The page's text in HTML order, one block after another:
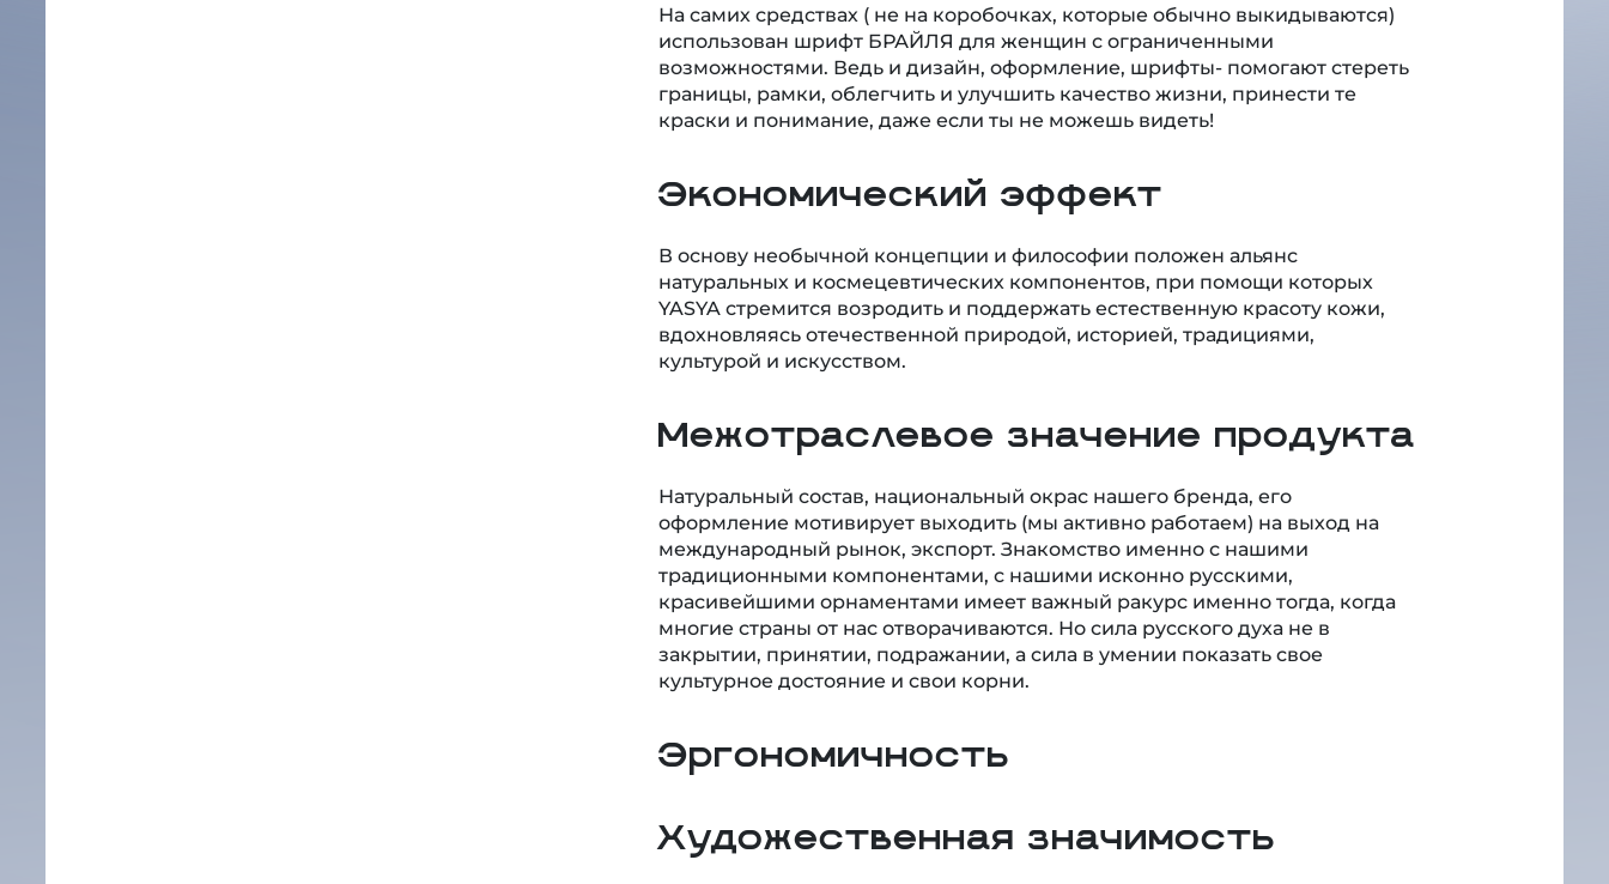
На самих средствах ( не на коробочках, которые обычно выкидываются)
использован шрифт БРАЙЛЯ для женщин с ограниченными
возможностями. Ведь и дизайн, оформление, шрифты- помогают стереть
границы, рамки, облегчить и улучшить качество жизни, принести те
краски и понимание, даже если ты не можешь видеть!
Экономический эффект
В основу необычной концепции и философии положен альянс
натуральных и космецевтических компонентов, при помощи которых
YASYA стремится возродить и поддержать естественную красоту кожи,
вдохновляясь отечественной природой, историей, традициями,
культурой и искусством.
Межотраслевое значение продукта
Натуральный состав, национальный окрас нашего бренда, его
оформление мотивирует выходить (мы активно работаем) на выход на
международный рынок, экспорт. Знакомство именно с нашими
традиционными компонентами, с нашими исконно русскими,
красивейшими орнаментами имеет важный ракурс именно тогда, когда
многие страны от нас отворачиваются. Но сила русского духа не в
закрытии, принятии, подражании, а сила в умении показать свое
культурное достояние и свои корни.
Эргономичность
Художественная значимость